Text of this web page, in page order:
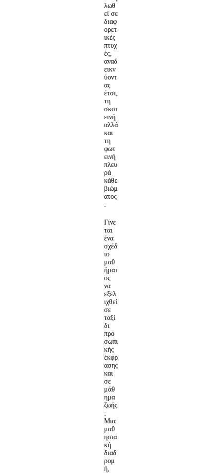
λωθ
εί σε
διαφ
ορετ
ικές
πτυχ
ές,
αναδ
εικν
ύοντ
ας
έτσι,
τη
σκοτ
εινή
αλλά
και
τη
φωτ
εινή
πλευ
ρά
κάθε
βιώμ
ατος
Γίνε
ται
ένα
σχέδ
ιο
μαθ
ήματ
ος
να
εξελ
ιχθεί
σε
ταξί
δι
προ
σωπι
κής
έκφρ
ασης
και
σε
μάθ
ημα
ζωής
;
Μια
μαθ
ησια
κή
διαδ
ρομ
ή,